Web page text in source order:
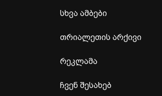
სხვა ამბები
თრიალეთის არქივი
რეკლამა
ჩვენ შესახებ